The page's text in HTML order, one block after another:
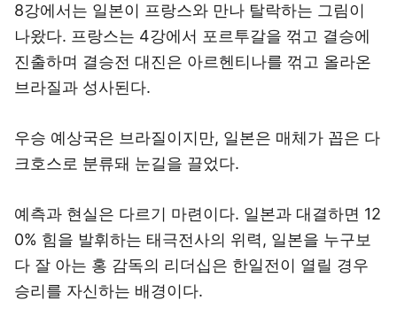
8강에서는 일본이 프랑스와 만나 탈락하는 그림이
나왔다. 프랑스는 4강에서 포르투갈을 꺾고 결승에
진출하며 결승전 대진은 아르헨티나를 꺾고 올라온
브라질과 성사된다.
우승 예상국은 브라질이지만, 일본은 매체가 꼽은 다
크호스로 분류돼 눈길을 끌었다.
예측과 현실은 다르기 마련이다. 일본과 대결하면 12
0% 힘을 발휘하는 태극전사의 위력, 일본을 누구보
다 잘 아는 홍 감독의 리더십은 한일전이 열릴 경우
승리를 자신하는 배경이다.